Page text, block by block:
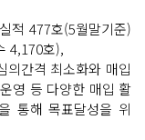
적 477호(5월말기준)
4,170호),
의간격 최소화와 매입
영 등 다양한 매입 활
통해 목표달성을 위